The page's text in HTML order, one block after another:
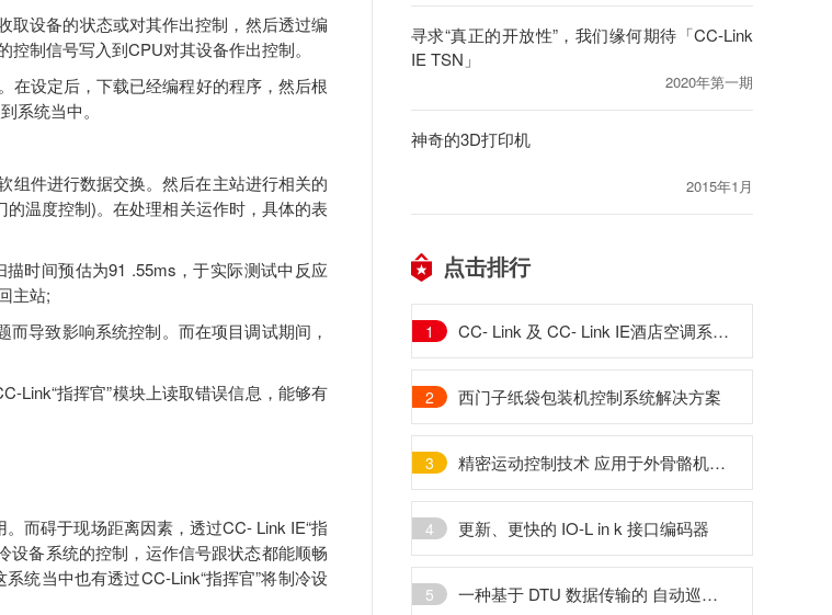
设备的状态或对其作出控制，然后透过编
制信号写入到CPU对其设备作出控制。
设定后，下载已经编程好的程序，然后根
系统当中。
件进行数据交换。然后在主站进行相关的
温度控制)。在处理相关运作时，具体的表
时间预估为91 .55ms，于实际测试中反应
主站;
导致影响系统控制。而在项目调试期间，
指挥官”模块上读取错误信息，能够有
而碍于现场距离因素，透过CC- Link IE“指
设备系统的控制，运作信号跟状态都能顺畅
统当中也有透过CC-Link“指挥官”将制冷设
寻求“真正的开放性”，我们缘何期待「CC-Link
IE TSN」
2020年第一期
神奇的3D打印机
2015年1月
点击排行
1 CC- Link 及 CC- Link IE酒店空调系统新任“指挥官”
2 西门子纸袋包装机控制系统解决方案
3 精密运动控制技术 应用于外骨骼机器人行业
4 更新、更快的 IO-L in k 接口编码器
5 一种基于 DTU 数据传输的 自动巡检系统